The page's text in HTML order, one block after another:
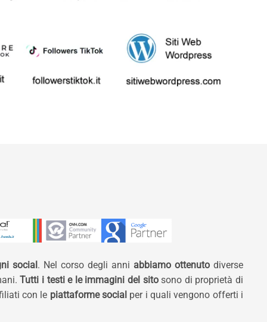
social. Nel corso degli anni abbiamo ottenuto diverse
Tutti i testi e le immagini del sitosono di proprietà di
con le piattaforme social per i quali vengono offerti i